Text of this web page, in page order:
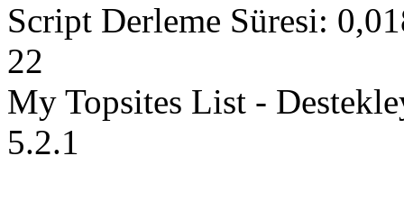
Script Derleme Süresi:
22
My Topsites List -
5.2.1